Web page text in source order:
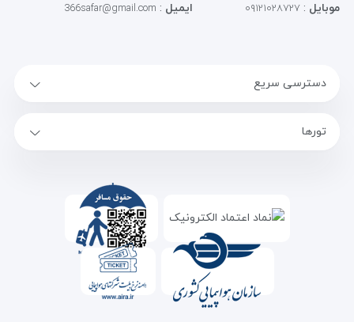
موبایل : ۰۹۱۲۱۰۲۸۷۲۷ ایمیل :
366safar@gmail.com
دسترسی سریع
تورها